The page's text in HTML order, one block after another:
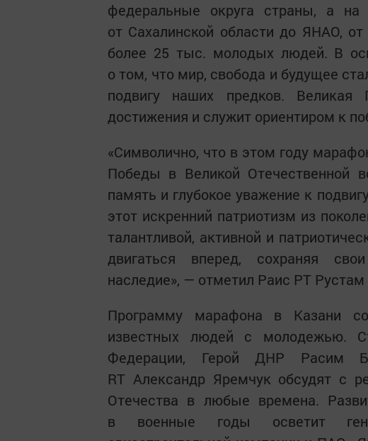
федеральные округа страны, а
от Сахалинской области до ЯНАО,
более 25 тыс. молодых людей. В
о том, что мир, свобода и будущее
подвигу наших предков. Великая
достижения и служит ориентиром к
«Символично, что в этом году
Победы в Великой Отечественной
память и глубокое уважение к
этот искренний патриотизм из
талантливой, активной и
двигаться вперед, сохраняя
наследие», — отметил Раис РТ
Программу марафона в Казани
известных людей с молодежью.
Федерации, Герой ДНР Расим
RT Александр Яремчук обсудят с
Отечества в любые времена.
в военные годы осветит